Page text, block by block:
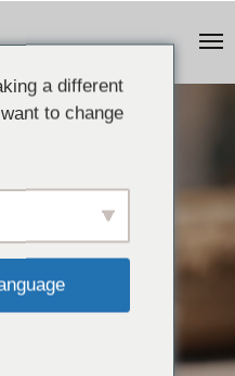
a different
to change